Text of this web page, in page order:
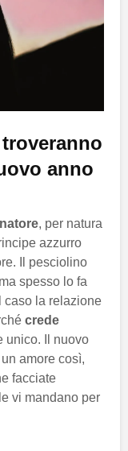
anno
, per natura
azzurro
Il pesciolino
spesso lo fa
caso la relazione
crede
unico. Il nuovo
amore così,
facciate
vi mandano per